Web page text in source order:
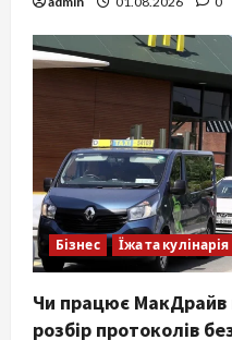
Бізнес Їжа та кулінарія
Чи працює МакДрайв
розбір протоколів